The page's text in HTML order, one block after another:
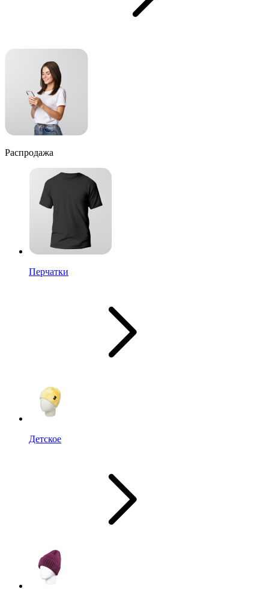
Распродажа
Перчатки
Детское